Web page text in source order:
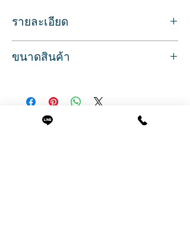
รายละเอียด
สเปรย์ป้องกันและฆ่าเชื้อโรคที่ติดมากับฟัน
ลดการเกิดสนิม
สามารถใช้กับปัตตาเลี่ยนได้ทุกรุ่น ทุกยี่ห้อ
ขนาดสินค้า